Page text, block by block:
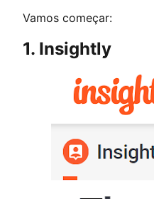
Vamos começar:
1. Insightly